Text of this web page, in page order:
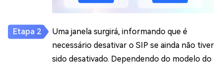
Uma janela surgirá, informando que é
necessário desativar o SIP se ainda não tiver
sido desativado. Dependendo do modelo do